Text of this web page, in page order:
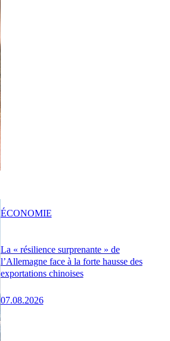
La « résilience surprenante » de
l’Allemagne face à la forte hausse des
exportations chinoises
07.08.2026
ÉCONOMIE